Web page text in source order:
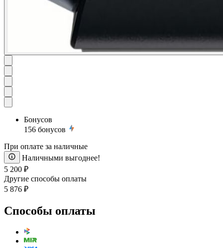
Бонусов
156 бонусов
При оплате за наличные
Наличными выгоднее!
5 200 ₽
Другие способы оплаты
5 876 ₽
Способы оплаты